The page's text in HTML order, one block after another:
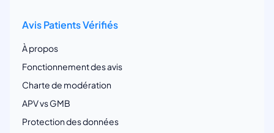
Avis Patients Vérifiés
À propos
Fonctionnement des avis
Charte de modération
APV vs GMB
Protection des données